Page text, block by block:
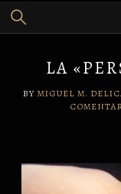
LA
BY MIGUEL M.